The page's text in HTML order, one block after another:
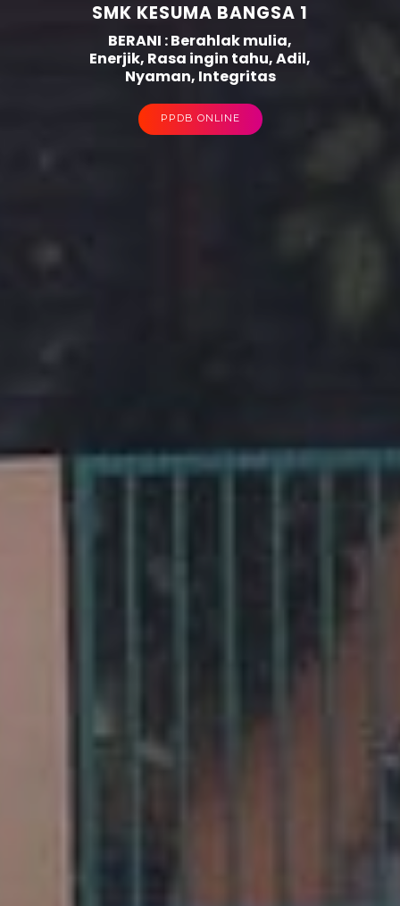
SMK KESUMA BANGSA 1
BERANI : Berahlak mulia,
Enerjik, Rasa ingin tahu, Adil,
Nyaman, Integritas
PPDB ONLINE